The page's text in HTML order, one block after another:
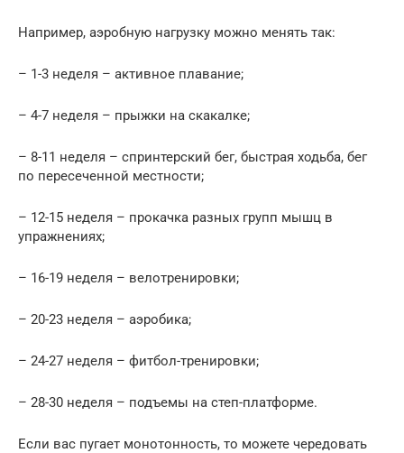
Например, аэробную нагрузку можно менять так:
– 1-3 неделя – активное плавание;
– 4-7 неделя – прыжки на скакалке;
– 8-11 неделя – спринтерский бег, быстрая ходьба, бег
по пересеченной местности;
– 12-15 неделя – прокачка разных групп мышц в
упражнениях;
– 16-19 неделя – велотренировки;
– 20-23 неделя – аэробика;
– 24-27 неделя – фитбол-тренировки;
– 28-30 неделя – подъемы на степ-платформе.
Если вас пугает монотонность, то можете чередовать